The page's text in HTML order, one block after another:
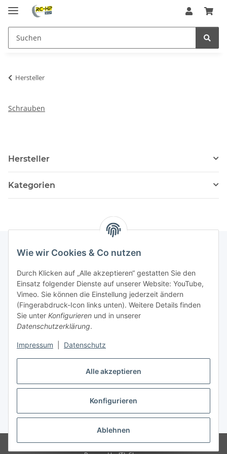
Alle akzeptieren
Konfigurieren
Ablehnen
Wie wir Cookies & Co nutzen
Durch Klicken auf „Alle akzeptieren“ gestatten Sie den
Einsatz folgender Dienste auf unserer Website: YouTube,
Vimeo. Sie können die Einstellung jederzeit ändern
(Fingerabdruck-Icon links unten). Weitere Details finden
Sie unter Konfigurieren und in unserer
Datenschutzerklärung.
Impressum Datenschutz
Hersteller
Schrauben
Hersteller
Kategorien
Informationen
036204. 803903
Achtung!!!
16:00 – 19:00 Uhr
Vertrag widerrufen
* Alle Preise inkl. gesetzlicher USt., zzgl.Versand
© RC-High Performance
Irrtümer und Änderungen vorbehalten